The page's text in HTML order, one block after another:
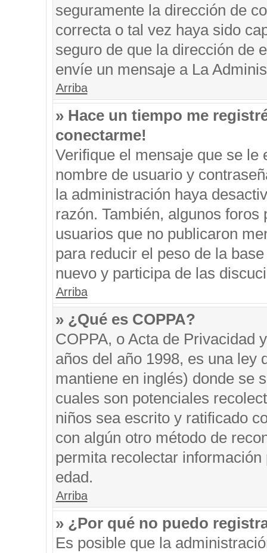
seguramente la dirección de
correcta o tal vez haya sido
seguro de que la dirección de
envíe un mensaje a La
Arriba
» Hace un tiempo me
conectarme!
Verifique el mensaje que se
nombre de usuario y
la administración haya
razón. También, algunos
usuarios que no publicaron
para reducir el peso de la
nuevo y participa de las
Arriba
» ¿Qué es COPPA?
COPPA, o Acta de Privacidad
años del año 1998, es una ley
mantiene en inglés) donde se
cuales son potenciales
niños sea escrito y ratificado
con algún otro método de
permita recolectar
edad.
Arriba
» ¿Por qué no puedo
Es posible que la